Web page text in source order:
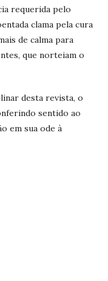
requerida pelo
clama pela cura
de calma para
que norteiam o
desta revista, o
sentido ao
em sua ode à